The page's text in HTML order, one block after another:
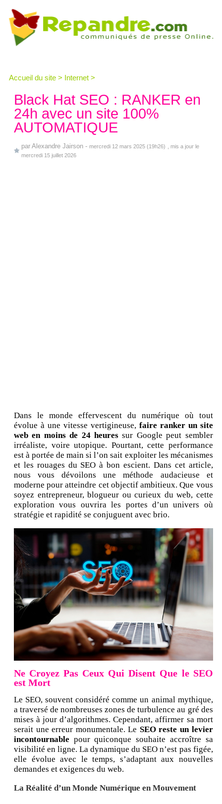
Accueil du site > Internet >
Black Hat SEO : RANKER en
24h avec un site 100%
AUTOMATIQUE
par Alexandre Jairson - mercredi 12 mars 2025 (19h26)
, mis a jour le
mercredi 15 juillet 2026
Dans le monde effervescent du numérique où tout
évolue à une vitesse vertigineuse, faire ranker un site
web en moins de 24 heures sur Google peut sembler
irréaliste, voire utopique. Pourtant, cette performance
est à portée de main si l’on sait exploiter les mécanismes
et les rouages du SEO à bon escient. Dans cet article,
nous vous dévoilons une méthode audacieuse et
moderne pour atteindre cet objectif ambitieux. Que vous
soyez entrepreneur, blogueur ou curieux du web, cette
exploration vous ouvrira les portes d’un univers où
stratégie et rapidité se conjuguent avec brio.
Ne Croyez Pas Ceux Qui Disent Que le SEO
est Mort
Le SEO, souvent considéré comme un animal mythique,
a traversé de nombreuses zones de turbulence au gré des
mises à jour d’algorithmes. Cependant, affirmer sa mort
serait une erreur monumentale. Le SEO reste un levier
incontournable pour quiconque souhaite accroître sa
visibilité en ligne. La dynamique du SEO n’est pas figée,
elle évolue avec le temps, s’adaptant aux nouvelles
demandes et exigences du web.
La Réalité d’un Monde Numérique en Mouvement